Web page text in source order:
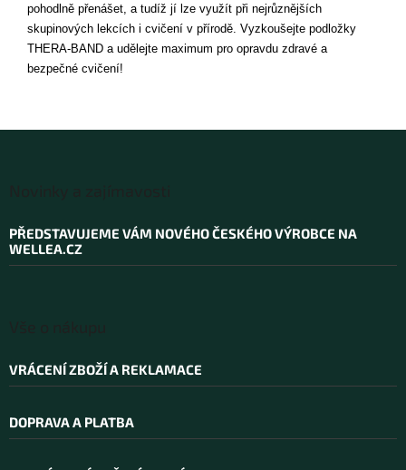
pohodlně přenášet, a tudíž jí lze využít při nejrůznějších
skupinových lekcích i cvičení v přírodě. Vyzkoušejte podložky
THERA-BAND a udělejte maximum pro opravdu zdravé a
bezpečné cvičení!
PŘEDSTAVUJEME VÁM NOVÉHO ČESKÉHO VÝROBCE NA
WELLEA.CZ
VRÁCENÍ ZBOŽÍ A REKLAMACE
DOPRAVA A PLATBA